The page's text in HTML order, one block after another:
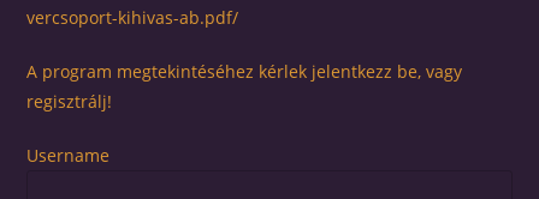
vercsoport-kihivas-ab.pdf/
A program megtekintéséhez kérlek jelentkezz be, vagy
regisztrálj!
Username